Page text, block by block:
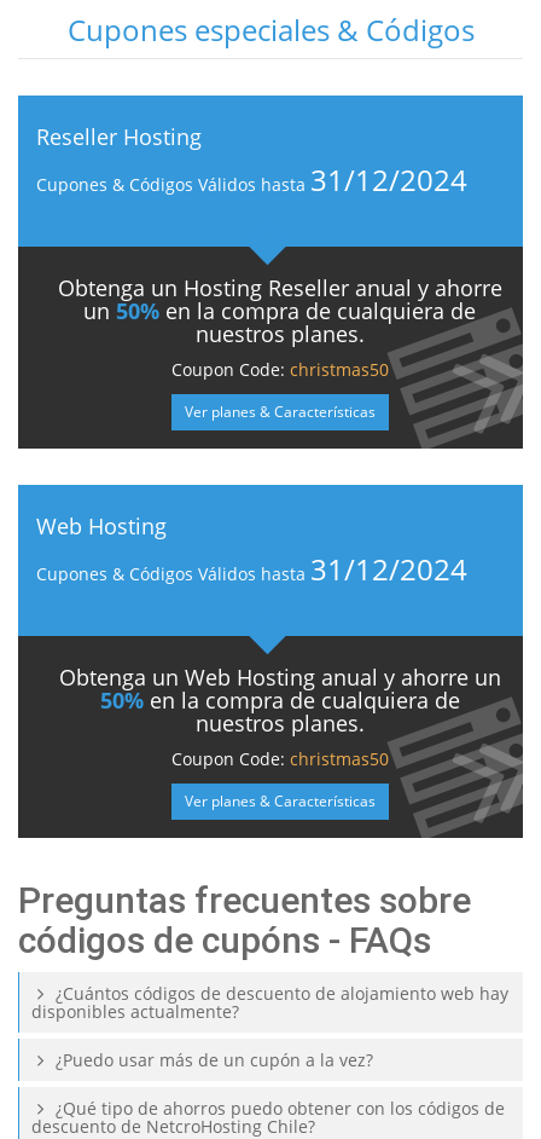
Cupones especiales & Códigos
Reseller Hosting
Cupones & Códigos Válidos hasta 31/12/2024
Obtenga un Hosting Reseller anual y ahorre
un 50% en la compra de cualquiera de
nuestros planes.
Coupon Code: christmas50
Ver planes & Características
Web Hosting
Cupones & Códigos Válidos hasta 31/12/2024
Obtenga un Web Hosting anual y ahorre un
50%en la compra de cualquiera de
nuestros planes.
Coupon Code: christmas50
Ver planes & Características
Preguntas frecuentes sobre
códigos de cupóns - FAQs
¿Cuántos códigos de descuento de alojamiento web hay
disponibles actualmente?
¿Puedo usar más de un cupón a la vez?
¿Qué tipo de ahorros puedo obtener con los códigos de
descuento de NetcroHosting Chile?